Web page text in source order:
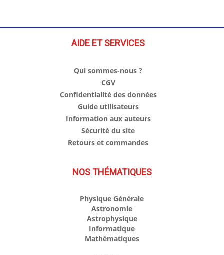
AIDE ET SERVICES
Qui sommes-nous ?
CGV
Confidentialité des données
Guide utilisateurs
Information aux auteurs
Sécurité du site
Retours et commandes
NOS THÉMATIQUES
Physique Générale
Astronomie
Astrophysique
Informatique
Mathématiques